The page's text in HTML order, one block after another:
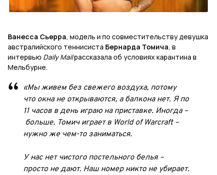
Ванесса Сьерра, модель и по совместительству девушка
австралийского теннисиста Бернарда Томича, в
интервью Daily Mailрассказала об условиях карантина в
Мельбурне.
«Мы живем без свежего воздуха, потому
что окна не открываются, а балкона нет. Я по
11 часов в день играю на приставке. Иногда –
больше. Томич играет в World of Warcraft –
нужно же чем-то заниматься.
У нас нет чистого постельного белья –
просто не дают. Наш номер никто не убирает.